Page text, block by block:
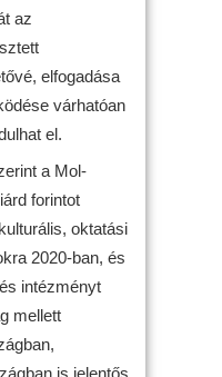
az
elfogadása
várhatóan
el.
a Mol-
forintot
oktatási
2020-ban, és
intézményt
mellett
is jelentős